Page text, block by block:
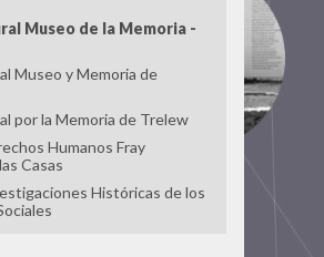
Museo de la Memoria -
Museo y Memoria de
por la Memoria de Trelew
Humanos Fray
Casas
Históricas de los